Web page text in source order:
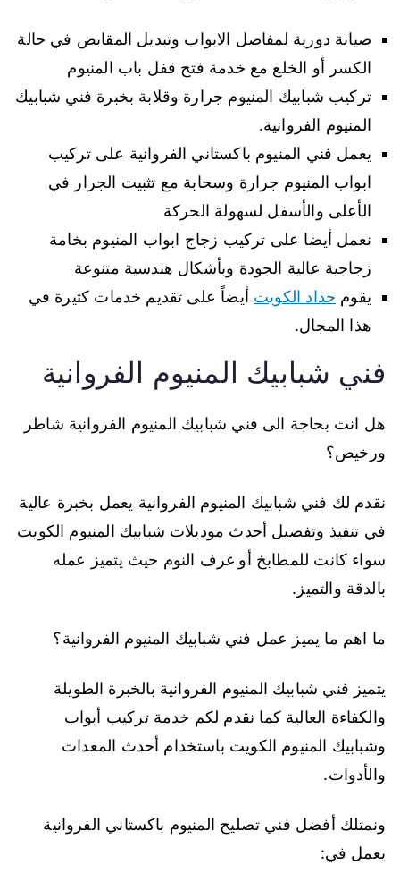
صيانة دورية لمفاصل الابواب وتبديل المقابض في حالة
الكسر أو الخلع مع خدمة فتح قفل باب المنيوم
تركيب شبابيك المنيوم جرارة وقلابة بخبرة فني شبابيك
المنيوم الفروانية.
يعمل فني المنيوم باكستاني الفروانية على تركيب
ابواب المنيوم جرارة وسحابة مع تثبيت الجرار في
الأعلى والأسفل لسهولة الحركة
نعمل أيضا على تركيب زجاج ابواب المنيوم بخامة
زجاجية عالية الجودة وبأشكال هندسية متنوعة
يقوم حداد الكويت أيضاً على تقديم خدمات كثيرة في
هذا المجال.
فني شبابيك المنيوم الفروانية
هل انت بحاجة الى فني شبابيك المنيوم الفروانية شاطر
ورخيص؟
نقدم لك فني شبابيك المنيوم الفروانية يعمل بخبرة عالية
في تنفيذ وتفصيل أحدث موديلات شبابيك المنيوم الكويت
سواء كانت للمطابخ أو غرف النوم حيث يتميز عمله
بالدقة والتميز.
ما اهم ما يميز عمل فني شبابيك المنيوم الفروانية؟
يتميز فني شبابيك المنيوم الفروانية بالخبرة الطويلة
والكفاءة العالية كما نقدم لكم خدمة تركيب أبواب
وشبابيك المنيوم الكويت باستخدام أحدث المعدات
والأدوات.
ونمتلك أفضل فني تصليح المنيوم باكستاني الفروانية
يعمل في: